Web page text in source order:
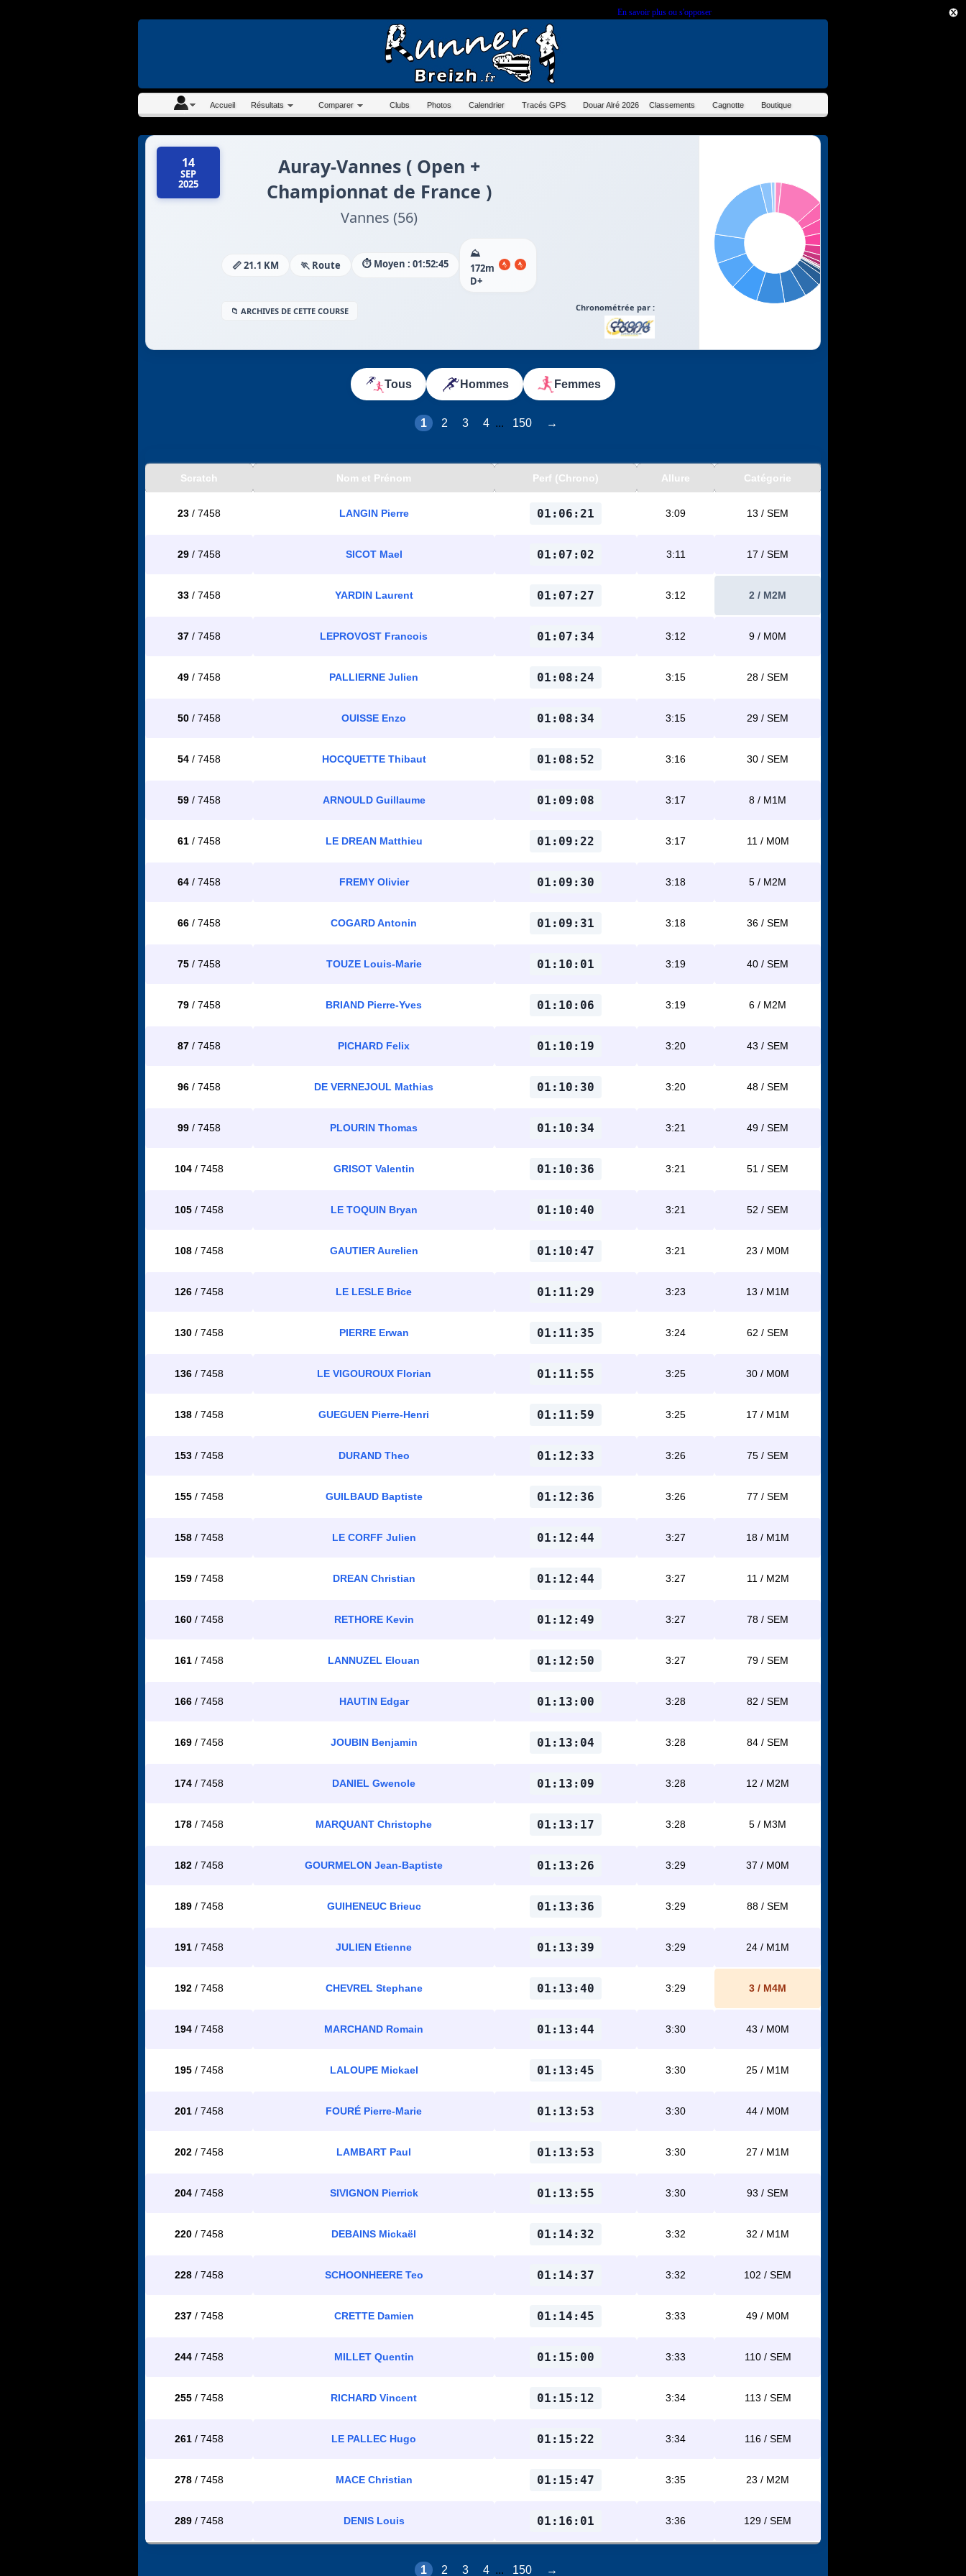
En savoir plus ou s'opposer.
Accueil Résultats Comparer Clubs Photos Calendrier Tracés GPS Douar Alré 2026 Classements Cagnotte Boutique
14
SEP
2025
Auray-Vannes ( Open +
Championnat de France )
Vannes (56)
📏 21.1 KM 🏃 Route ⏱️ Moyen : 01:52:45
⛰️
172m
D+
📁 ARCHIVES DE CETTE COURSE Chronométrée par :
Tous Hommes Femmes
1 2 3 4 ... 150 →
Scratch Nom et Prénom Perf (Chrono) Allure Catégorie
23 / 7458 LANGIN Pierre 01:06:21 3:09 13 / SEM
29 / 7458 SICOT Mael 01:07:02 3:11 17 / SEM
33 / 7458 YARDIN Laurent 01:07:27 3:12 2 / M2M
37 / 7458 LEPROVOST Francois 01:07:34 3:12 9 / M0M
49 / 7458 PALLIERNE Julien 01:08:24 3:15 28 / SEM
50 / 7458 OUISSE Enzo 01:08:34 3:15 29 / SEM
54 / 7458 HOCQUETTE Thibaut 01:08:52 3:16 30 / SEM
59 / 7458 ARNOULD Guillaume 01:09:08 3:17 8 / M1M
61 / 7458 LE DREAN Matthieu 01:09:22 3:17 11 / M0M
64 / 7458 FREMY Olivier 01:09:30 3:18 5 / M2M
66 / 7458 COGARD Antonin 01:09:31 3:18 36 / SEM
75 / 7458 TOUZE Louis-Marie 01:10:01 3:19 40 / SEM
79 / 7458 BRIAND Pierre-Yves 01:10:06 3:19 6 / M2M
87 / 7458 PICHARD Felix 01:10:19 3:20 43 / SEM
96 / 7458 DE VERNEJOUL Mathias 01:10:30 3:20 48 / SEM
99 / 7458 PLOURIN Thomas 01:10:34 3:21 49 / SEM
104 / 7458 GRISOT Valentin 01:10:36 3:21 51 / SEM
105 / 7458 LE TOQUIN Bryan 01:10:40 3:21 52 / SEM
108 / 7458 GAUTIER Aurelien 01:10:47 3:21 23 / M0M
126 / 7458 LE LESLE Brice 01:11:29 3:23 13 / M1M
130 / 7458 PIERRE Erwan 01:11:35 3:24 62 / SEM
136 / 7458 LE VIGOUROUX Florian 01:11:55 3:25 30 / M0M
138 / 7458 GUEGUEN Pierre-Henri 01:11:59 3:25 17 / M1M
153 / 7458 DURAND Theo 01:12:33 3:26 75 / SEM
155 / 7458 GUILBAUD Baptiste 01:12:36 3:26 77 / SEM
158 / 7458 LE CORFF Julien 01:12:44 3:27 18 / M1M
159 / 7458 DREAN Christian 01:12:44 3:27 11 / M2M
160 / 7458 RETHORE Kevin 01:12:49 3:27 78 / SEM
161 / 7458 LANNUZEL Elouan 01:12:50 3:27 79 / SEM
166 / 7458 HAUTIN Edgar 01:13:00 3:28 82 / SEM
169 / 7458 JOUBIN Benjamin 01:13:04 3:28 84 / SEM
174 / 7458 DANIEL Gwenole 01:13:09 3:28 12 / M2M
178 / 7458 MARQUANT Christophe 01:13:17 3:28 5 / M3M
182 / 7458 GOURMELON Jean-Baptiste 01:13:26 3:29 37 / M0M
189 / 7458 GUIHENEUC Brieuc 01:13:36 3:29 88 / SEM
191 / 7458 JULIEN Etienne 01:13:39 3:29 24 / M1M
192 / 7458 CHEVREL Stephane 01:13:40 3:29 3 / M4M
194 / 7458 MARCHAND Romain 01:13:44 3:30 43 / M0M
195 / 7458 LALOUPE Mickael 01:13:45 3:30 25 / M1M
201 / 7458 FOURÉ Pierre-Marie 01:13:53 3:30 44 / M0M
202 / 7458 LAMBART Paul 01:13:53 3:30 27 / M1M
204 / 7458 SIVIGNON Pierrick 01:13:55 3:30 93 / SEM
220 / 7458 DEBAINS Mickaël 01:14:32 3:32 32 / M1M
228 / 7458 SCHOONHEERE Teo 01:14:37 3:32 102 / SEM
237 / 7458 CRETTE Damien 01:14:45 3:33 49 / M0M
244 / 7458 MILLET Quentin 01:15:00 3:33 110 / SEM
255 / 7458 RICHARD Vincent 01:15:12 3:34 113 / SEM
261 / 7458 LE PALLEC Hugo 01:15:22 3:34 116 / SEM
278 / 7458 MACE Christian 01:15:47 3:35 23 / M2M
289 / 7458 DENIS Louis 01:16:01 3:36 129 / SEM
1 2 3 4 ... 150 →